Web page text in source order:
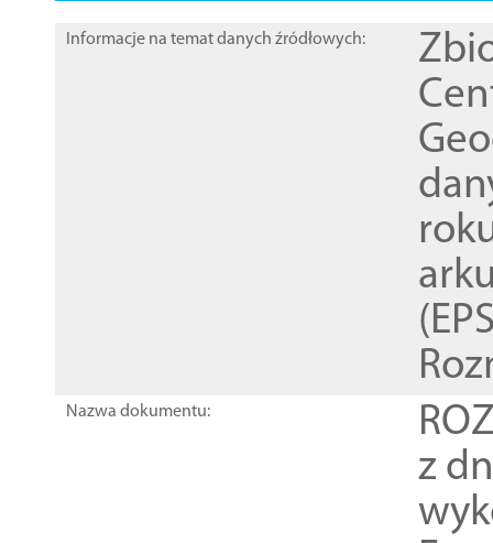
Informacje na temat danych źródłowych:
Nazwa dokumentu:
z